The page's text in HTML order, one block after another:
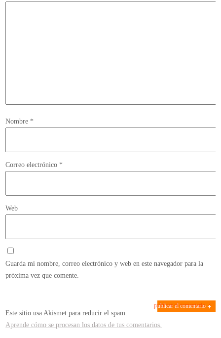
Nombre *
Correo electrónico *
Web
Guarda mi nombre, correo electrónico y web en este navegador para la
próxima vez que comente.
Este sitio usa Akismet para reducir el spam.
Aprende cómo se procesan los datos de tus comentarios.